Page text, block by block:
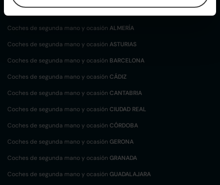
Coches de segunda mano y ocasión ALMERÍA
Coches de segunda mano y ocasión ASTURIAS
Coches de segunda mano y ocasión BARCELONA
Coches de segunda mano y ocasión CÁDIZ
Coches de segunda mano y ocasión CANTABRIA
Coches de segunda mano y ocasión CIUDAD REAL
Coches de segunda mano y ocasión CÓRDOBA
Coches de segunda mano y ocasión GERONA
Coches de segunda mano y ocasión GRANADA
Coches de segunda mano y ocasión GUADALAJARA